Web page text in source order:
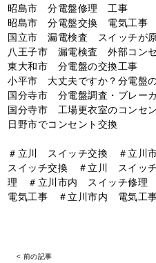
昭島市 分電盤修理 工事
昭島市 分電盤交換 電気工事
国立市 漏電検査 スイッチが原
八王子市 漏電検査 外部コン
東大和市 分電盤の交換工事
小平市 大丈夫ですか？分電盤
国分寺市 分電盤調査・ブレー
国分寺市 工場更衣室のコンセ
日野市でコンセント交換
＃立川 スイッチ交換 ＃立
スイッチ交換 ＃立川 スイッ
理 ＃立川市内 スイッチ修
電気工事 ＃立川市内 電気工
< 前の記事